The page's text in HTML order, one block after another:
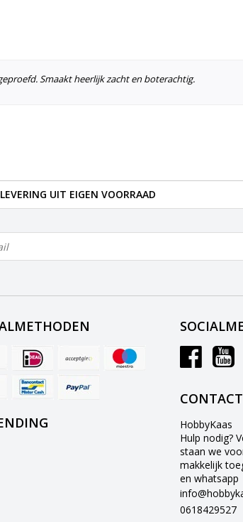
Smaakt heerlijk zacht en boterachtig.
LEVERING UIT EIGEN VOORRAAD
CONTACT
HobbyKaas
Hulp nodig?
staan we
makkelijk
en whatsapp
0618429527